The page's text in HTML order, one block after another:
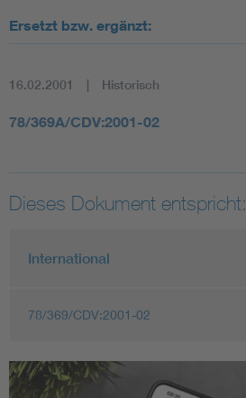
Ersetzt bzw. ergänzt:
16.02.2001 Historisch
78/369A/CDV:2001-02
Dieses Dokument entspricht:
International
78/369/CDV:2001-02